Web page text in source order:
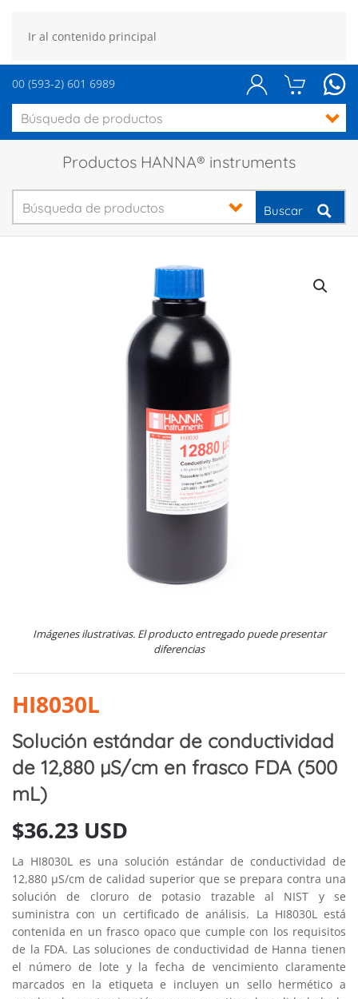
Ir al contenido principal
00 (593-2) 601 6989
Productos HANNA® instruments
Buscar
Imágenes ilustrativas. El producto entregado puede presentar
diferencias
HI8030L
Solución estándar de conductividad
de 12,880 µS/cm en frasco FDA (500
mL)
$36.23 USD
La HI8030L es una solución estándar de conductividad de
12,880 μS/cm de calidad superior que se prepara contra una
solución de cloruro de potasio trazable al NIST y se
suministra con un certificado de análisis. La HI8030L está
contenida en un frasco opaco que cumple con los requisitos
de la FDA. Las soluciones de conductividad de Hanna tienen
el número de lote y la fecha de vencimiento claramente
marcados en la etiqueta e incluyen un sello hermético a